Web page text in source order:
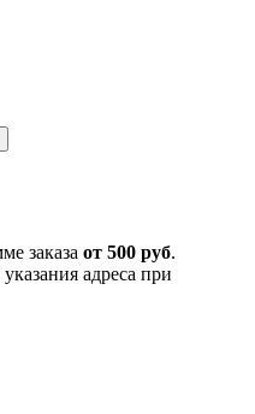
заказа от 500 руб.
адреса при